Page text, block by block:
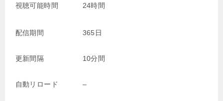
視聴可能時間 24時間
配信期間 365日
更新間隔 10分間
自動リロード –